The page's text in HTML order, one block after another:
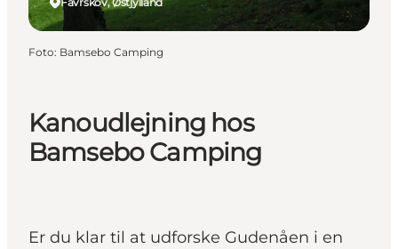
Kanoudlejning hos
Bamsebo Camping
Er du klar til at udforske Gudenåen i en
Foto: Bamsebo Camping